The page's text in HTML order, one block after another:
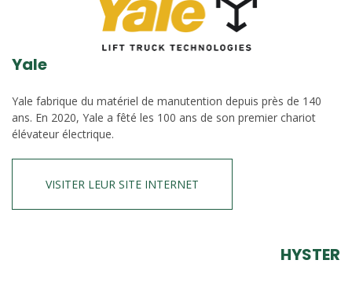
Yale
Yale fabrique du matériel de manutention depuis près de 140
ans. En 2020, Yale a fêté les 100 ans de son premier chariot
élévateur électrique.
VISITER LEUR SITE INTERNET
HYSTER